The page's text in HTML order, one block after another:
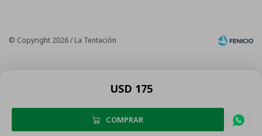
USD 175
COMPRAR
© Copyright 2026 / La Tentación
Fenicio